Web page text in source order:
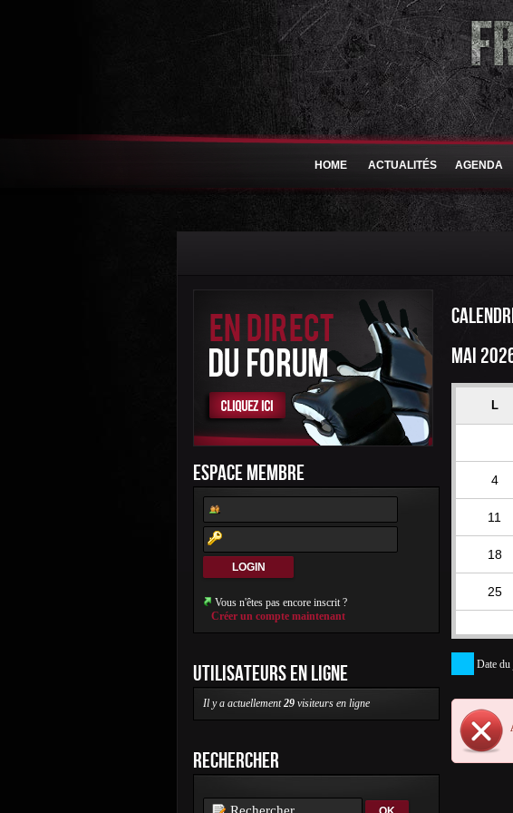
HOME ACTUALITÉS AGENDA
ESPACE MEMBRE
Vous n'êtes pas encore inscrit ?
Créer un compte maintenant
UTILISATEURS EN LIGNE
Il y a actuellement29 visiteurs en ligne
RECHERCHER
MAI
L
4
11
18
25
Date du